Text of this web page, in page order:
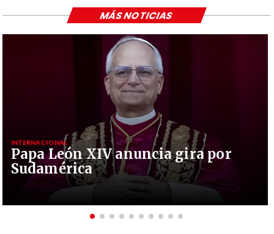
Papa León XIV anuncia gira por
Sudamérica
INTERNACIONAL
MÁS NOTICIAS